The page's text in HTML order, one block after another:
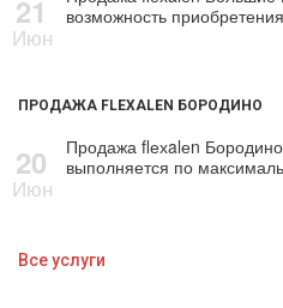
21
Июн
возможность
ПРОДАЖА FLEXALEN БОРОДИНО
20
Июн
Продажа flехalеn
выполняется по
Все услуги